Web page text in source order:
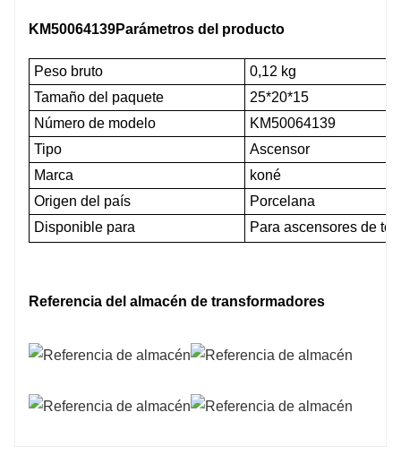
KM50064139Parámetros del producto
Peso bruto
0,12 kg
Tamaño del paquete
25*20*15
Número de modelo
KM50064139
Tipo
Ascensor
Marca
koné
Origen del país
Porcelana
Disponible para
Para ascensores de
Referencia del almacén de transformadores